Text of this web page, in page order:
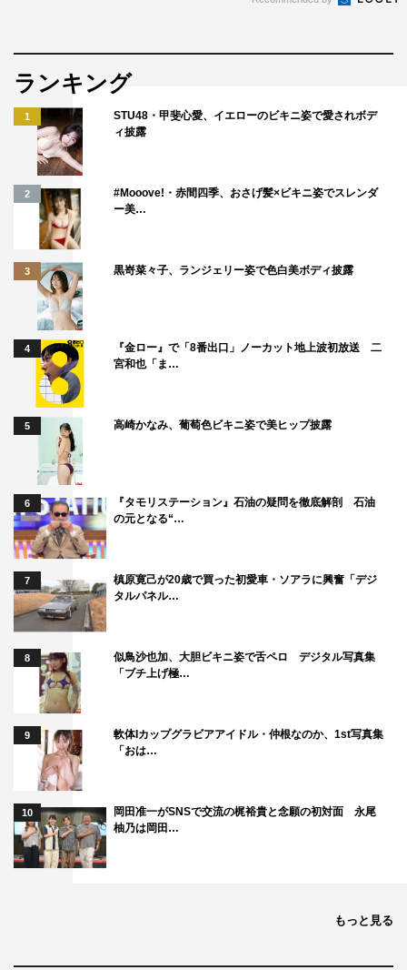
吉岡秀隆 吉岡里帆
ランキング
1
STU48・甲斐心愛、イエローのビキニ姿で愛されボデ
ィ披露
2
#Mooove!・赤間四季、おさげ髪×ビキニ姿でスレンダ
ー美…
3 黒嵜菜々子、ランジェリー姿で色白美ボディ披露
4
『金ロー』で「8番出口」ノーカット地上波初放送 二
宮和也「ま…
5 高崎かなみ、葡萄色ビキニ姿で美ヒップ披露
6
『タモリステーション』石油の疑問を徹底解剖 石油
の元となる“…
7
槙原寛己が20歳で買った初愛車・ソアラに興奮「デジ
タルパネル…
8
似鳥沙也加、大胆ビキニ姿で舌ペロ デジタル写真集
「ブチ上げ極…
9
軟体Iカップグラビアアイドル・仲根なのか、1st写真集
「おは…
10
岡田准一がSNSで交流の梶裕貴と念願の初対面 永尾
柚乃は岡田…
もっと見る